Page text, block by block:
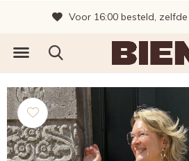
Voor 16:00 besteld,